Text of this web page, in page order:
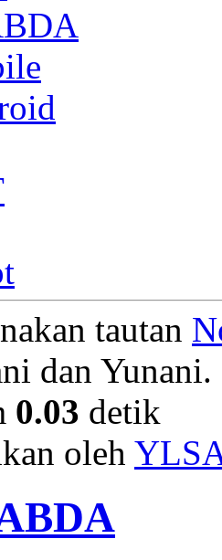
tautan
dan
0.03 detik
oleh